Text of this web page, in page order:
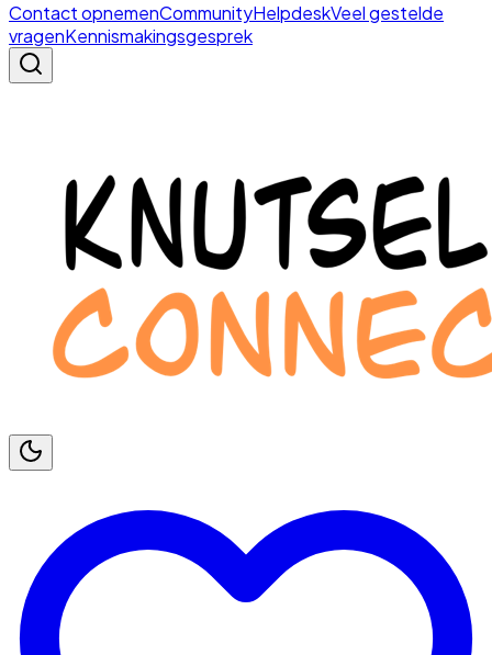
Contact opnemenCommunityHelpdeskVeel gestelde
vragenKennismakingsgesprek